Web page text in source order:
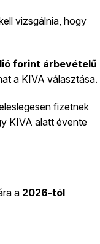
vizsgálnia, hogy
forint árbevételű
a KIVA választása.
fizetnek
KIVA alatt évente
a 2026-tól